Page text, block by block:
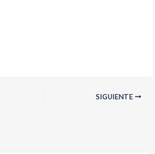
SIGUIENTE